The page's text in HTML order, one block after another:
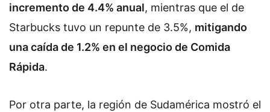
incremento de 4.4% anual, mientras que el de
Starbucks tuvo un repunte de 3.5%, mitigando
una caída de 1.2% en el negocio de Comida
Rápida.
Por otra parte, la región de Sudamérica mostró el